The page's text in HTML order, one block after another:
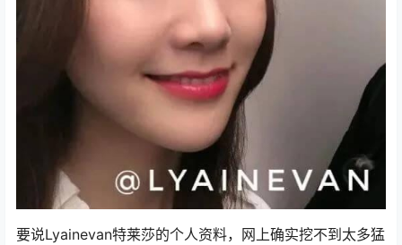
要说Lyainevan特莱莎的个人资料，网上确实挖不到太多猛